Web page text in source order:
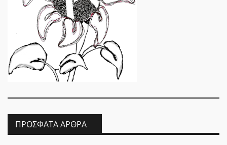
ΠΡΌΣΦΑΤΑ ΆΡΘΡΑ